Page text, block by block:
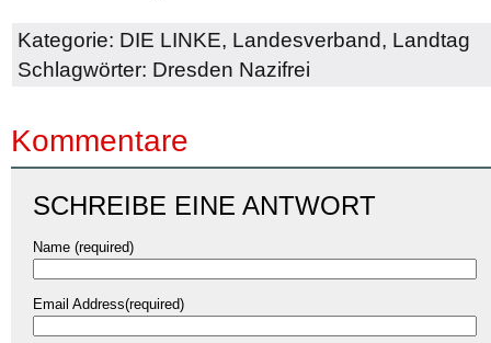
Kategorie: DIE LINKE, Landesverband, Landtag
Schlagwörter: Dresden Nazifrei
Kommentare
SCHREIBE EINE ANTWORT
Name (required)
Email Address(required)